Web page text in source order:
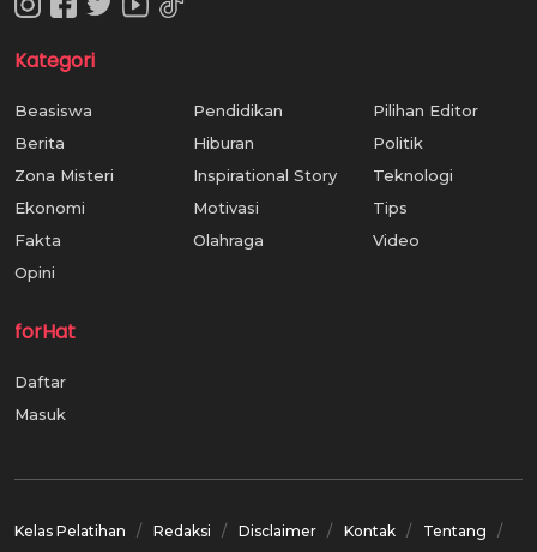
Kategori
Beasiswa
Berita
Zona Misteri
Ekonomi
Fakta
Opini
Pendidikan
Hiburan
Inspirational Story
Motivasi
Olahraga
Pilihan Editor
Politik
Teknologi
Tips
Video
forHat
Daftar
Masuk
Kelas Pelatihan Redaksi Disclaimer Kontak Tentang